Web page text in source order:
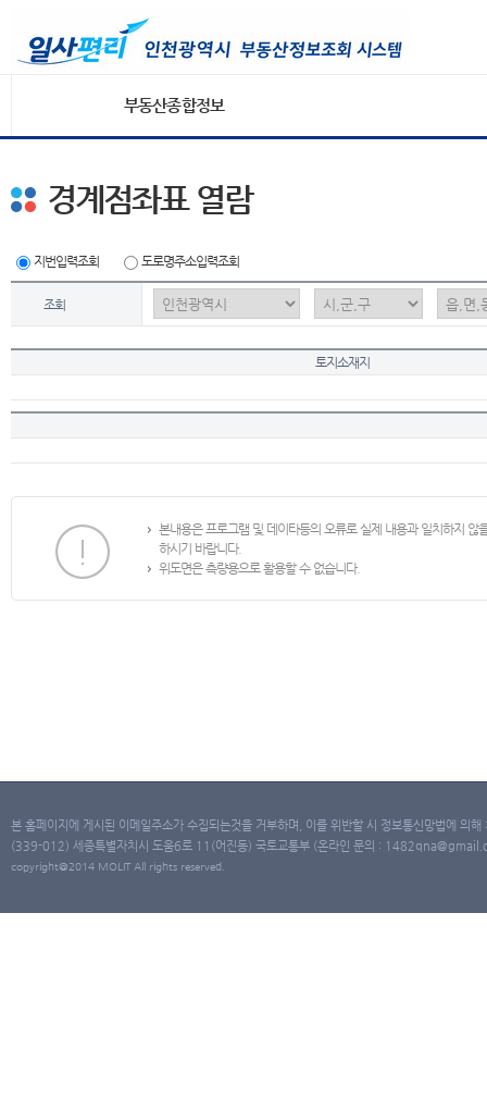
부동산종합정보
경계점좌표 열람
지번입력조회 도로명주소입력조회
조회
토지소재지
본내용은 프로그램 및 데이타등의 오류로 실제 내용과 일치하지
하시기 바랍니다.
위도면은 측량용으로 활용할 수 없습니다.
본 홈페이지에 게시된 이메일주소가 수집되는것을 거부하며, 이를 위반할 시 정보통신망법에 의
(339-012) 세종특별자치시 도움6로 11(어진동) 국토교통부 (온라인 문의 :
copyright@2014 MOLIT All rights reserved.